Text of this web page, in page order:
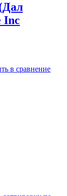
Inc
в сравнение